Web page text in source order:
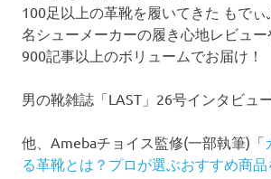
100足以上の革靴を履いてきた もで
名シューメーカーの履き心地レビュ
900記事以上のボリュームでお届け！
男の靴雑誌「LAST」26号インタビュー
他、Amebaチョイス監修(一部執筆)「
る革靴とは？プロが選ぶおすすめ商品